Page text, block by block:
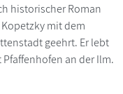
historischer Roman
mit dem
geehrt. Er lebt
an der Ilm.